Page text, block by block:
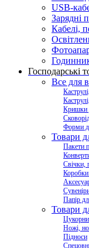
USB-
Зарядні
Кабелі,
Господарські
Все для
Кришки
Форми
Товари
Пакети
Свічки,
Коробки
Папір
Товари
Ножі,
Підноси